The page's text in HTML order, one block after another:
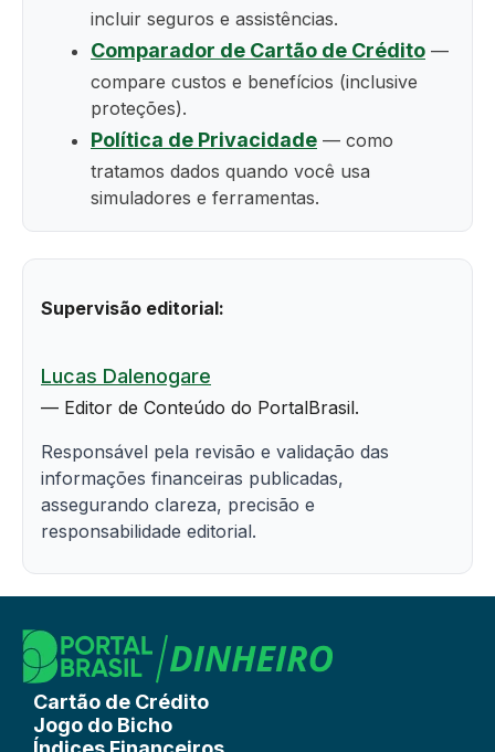
incluir seguros e assistências.
Comparador de Cartão de Crédito —
compare custos e benefícios (inclusive
proteções).
Política de Privacidade — como
tratamos dados quando você usa
simuladores e ferramentas.
Supervisão editorial:
Lucas Dalenogare
— Editor de Conteúdo do PortalBrasil.
Responsável pela revisão e validação das
informações financeiras publicadas,
assegurando clareza, precisão e
responsabilidade editorial.
Cartão de Crédito
Jogo do Bicho